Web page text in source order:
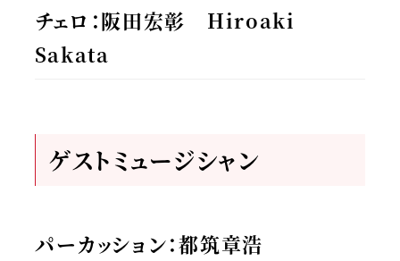
チェロ：阪田宏彰 Hiroaki
Sakata
ゲストミュージシャン
パーカッション：都筑章浩